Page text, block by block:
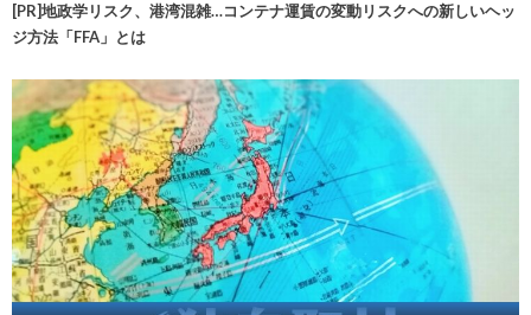
[PR]地政学リスク、港湾混雑…コンテナ運賃の変動リスクへの新しいヘッ
ジ方法「FFA」とは